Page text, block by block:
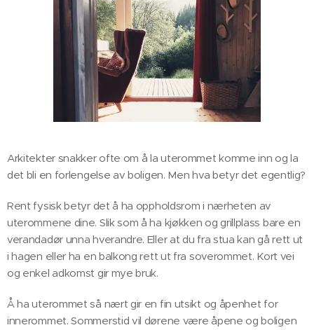
Arkitekter snakker ofte om å la uterommet komme inn og la
det bli en forlengelse av boligen. Men hva betyr det egentlig?
Rent fysisk betyr det å ha oppholdsrom i nærheten av
uterommene dine. Slik som å ha kjøkken og grillplass bare en
verandadør unna hverandre. Eller at du fra stua kan gå rett ut
i hagen eller ha en balkong rett ut fra soverommet. Kort vei
og enkel adkomst gir mye bruk.
Å ha uterommet så nært gir en fin utsikt og åpenhet for
innerommet. Sommerstid vil dørene være åpene og boligen